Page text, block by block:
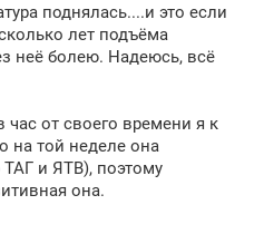
поднялась....и это если
лет подъёма
неё болею. Надеюсь, всё
час от своего времени я к
на той неделе она
и ЯТВ), поэтому
она.